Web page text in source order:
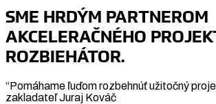
SME HRDÝM PARTNEROM
AKCELERAČNÉHO
ROZBIEHÁTOR.
“Pomáhame ľuďom rozbehnúť užitočný
zakladateľ Juraj Kováč